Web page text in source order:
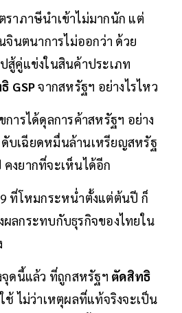
ราภาษีนำเข้าไม่มากนัก แต่
จินตนาการไม่ออกว่า ด้วย
สู้คู่แข่งในสินค้าประเภท
GSPจากสหรัฐฯ อย่างไรไหว
ารได้ดุลการค้าสหรัฐฯ อย่าง
บเฉียดหมื่นล้านเหรียญสหรัฐ
งยากที่จะเห็นได้อีก
ที่โหมกระหน่ำตั้งแต่ต้นปี ก็
ลกระทบกับธุรกิจของไทยใน
ดนี้แล้ว ที่ถูกสหรัฐฯ ตัดสิทธิ
ไม่ว่าเหตุผลที่แท้จริงจะเป็น